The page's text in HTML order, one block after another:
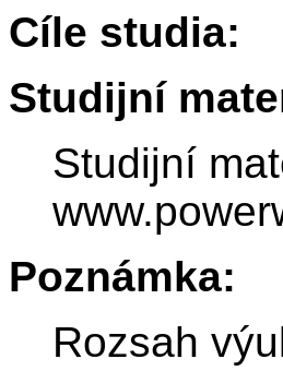
Cíle studia:
Studijní
Studijní
Poznámka:
Rozsah